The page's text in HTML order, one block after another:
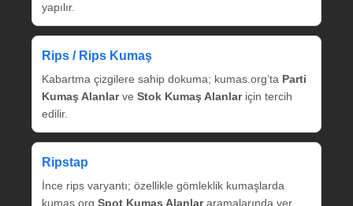
yapılır.
Rips / Rips Kumaş
Kabartma çizgilere sahip dokuma; kumas.org’ta Parti
Kumaş Alanlarve Stok Kumaş Alanlariçin tercih
edilir.
Ripstap
İnce rips varyantı; özellikle gömleklik kumaşlarda
kumas.org Spot Kumaş Alanlararamalarında yer